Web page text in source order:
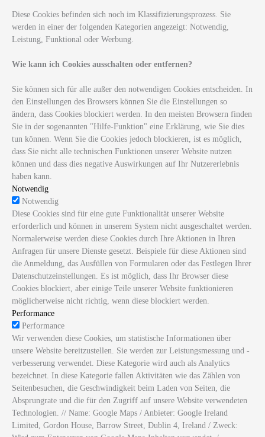
Diese Cookies befinden sich noch im Klassifizierungsprozess. Sie
werden in einer der folgenden Kategorien angezeigt: Notwendig,
Leistung, Funktional oder Werbung.
Wie kann ich Cookies ausschalten oder entfernen?
Sie können sich für alle außer den notwendigen Cookies entscheiden. In
den Einstellungen des Browsers können Sie die Einstellungen so
ändern, dass Cookies blockiert werden. In den meisten Browsern finden
Sie in der sogenannten "Hilfe-Funktion" eine Erklärung, wie Sie dies
tun können. Wenn Sie die Cookies jedoch blockieren, ist es möglich,
dass Sie nicht alle technischen Funktionen unserer Website nutzen
können und dass dies negative Auswirkungen auf Ihr Nutzererlebnis
haben kann.
Notwendig
Notwendig
Diese Cookies sind für eine gute Funktionalität unserer Website
erforderlich und können in unserem System nicht ausgeschaltet werden.
Normalerweise werden diese Cookies durch Ihre Aktionen in Ihren
Anfragen für unsere Dienste gesetzt. Beispiele für diese Aktionen sind
die Anmeldung, das Ausfüllen von Formularen oder das Festlegen Ihrer
Datenschutzeinstellungen. Es ist möglich, dass Ihr Browser diese
Cookies blockiert, aber einige Teile unserer Website funktionieren
möglicherweise nicht richtig, wenn diese blockiert werden.
Performance
Performance
Wir verwenden diese Cookies, um statistische Informationen über
unsere Website bereitzustellen. Sie werden zur Leistungsmessung und -
verbesserung verwendet. Diese Kategorie wird auch als Analytics
bezeichnet. In diese Kategorie fallen Aktivitäten wie das Zählen von
Seitenbesuchen, die Geschwindigkeit beim Laden von Seiten, die
Absprungrate und die für den Zugriff auf unsere Website verwendeten
Technologien. // Name: Google Maps / Anbieter: Google Ireland
Limited, Gordon House, Barrow Street, Dublin 4, Ireland / Zweck: